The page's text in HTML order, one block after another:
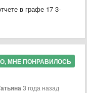
в графе 17 3-
МНЕ ПОНРАВИЛОСЬ
3 года назад